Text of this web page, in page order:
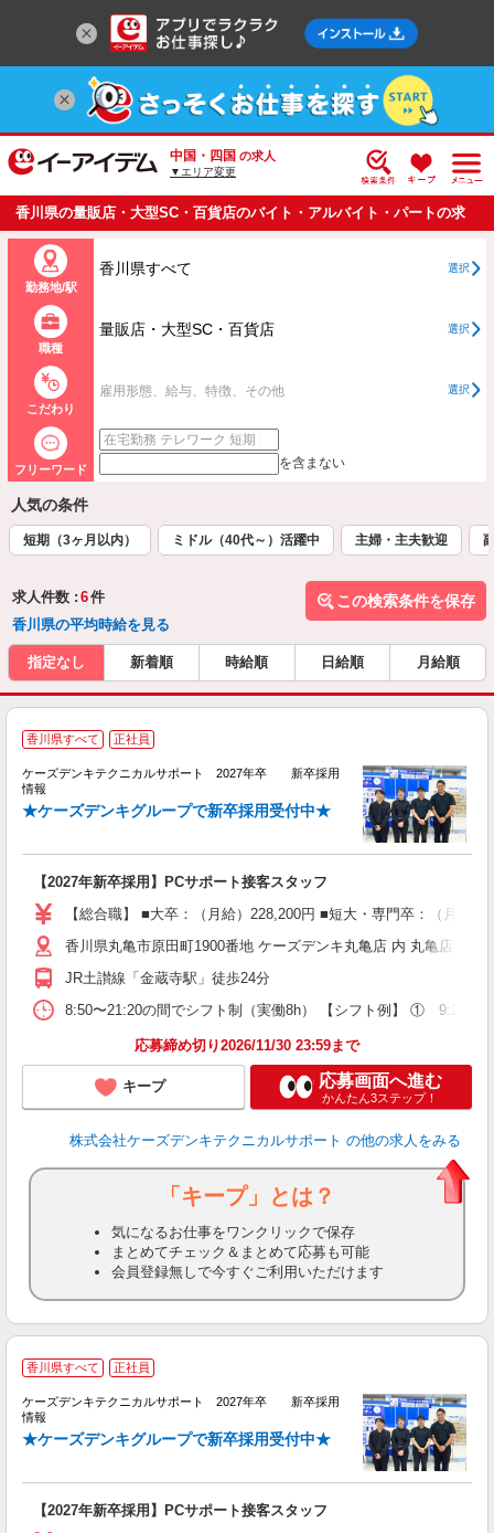
中国・四国 の求人
▼エリア変更
香川県の量販店・大型SC・百貨店のバイト・アルバイト・パートの求
人情報一覧
勤務地/駅
香川県すべて 選択
職種
量販店・大型SC・百貨店 選択
こだわり
雇用形態、給与、特徴、その他 選択
フリーワード を含まない
人気の条件
短期（3ヶ月以内） ミドル（40代～）活躍中 主婦・主夫歓迎
求人件数 : 6件
香川県の平均時給を見る
この検索条件を保存
指定なし 新着順 時給順 日給順 月給順
香川県すべて 正社員
ケーズデンキテクニカルサポート 2027年卒 新卒採用
情報
★ケーズデンキグループで新卒採用受付中★
【2027年新卒採用】PCサポート接客スタッフ
【総合職】 ■大卒：（月給）228,200円 ■短大・専門卒：（月
香川県丸亀市原田町1900番地 ケーズデンキ丸亀店 内 丸亀店ア
JR土讃線「金蔵寺駅」徒歩24分
8:50〜21:20の間でシフト制（実働8h） 【シフト例】 ① 9:20〜
応募締め切り2026/11/30 23:59まで
キープ 応募画面へ進む
かんたん3ステップ！
株式会社ケーズデンキテクニカルサポート の他の求人をみる
「キープ」とは？
気になるお仕事をワンクリックで保存
まとめてチェック＆まとめて応募も可能
会員登録無しで今すぐご利用いただけます
香川県すべて 正社員
ケーズデンキテクニカルサポート 2027年卒 新卒採用
情報
★ケーズデンキグループで新卒採用受付中★
【2027年新卒採用】PCサポート接客スタッフ